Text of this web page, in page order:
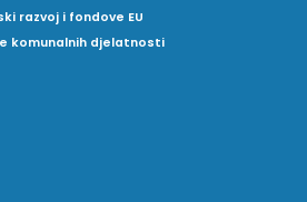
razvoj i fondove EU
komunalnih djelatnosti